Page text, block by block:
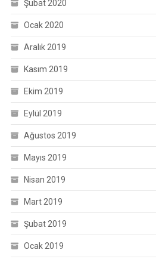
Şubat 2020
Ocak 2020
Aralık 2019
Kasım 2019
Ekim 2019
Eylül 2019
Ağustos 2019
Mayıs 2019
Nisan 2019
Mart 2019
Şubat 2019
Ocak 2019